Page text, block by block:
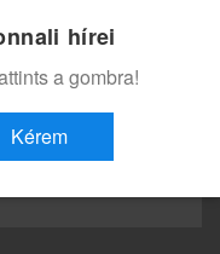
hírei
a gombra!
Kérem